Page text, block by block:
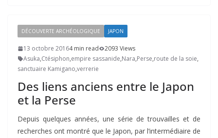
DÉCOUVERTE ARCHÉOLOGIQUE JAPON
13 octobre 20164 min read
2093 Views
Asuka,Ctésiphon,empire sassanide,Nara,Perse,route de la soie,
sanctuaire Kamigano,verrerie
Des liens anciens entre le Japon
et la Perse
Depuis quelques années, une série de trouvailles et de
recherches ont montré que le Japon, par l’intermédiaire de